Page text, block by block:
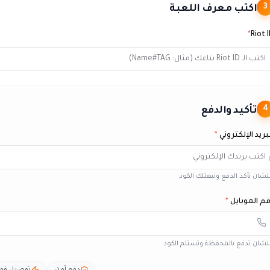
3 اكتب معرف اللعبة
Riot
*
4 تأكيد والدفع
الإلكتروني *
نأكد الدفع ونبعتلك الكود
الموبايل *
تدفع بالمحفظة وتستلم الكود